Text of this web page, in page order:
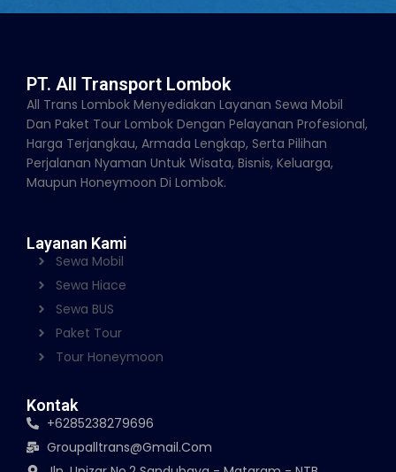
PT. All Transport Lombok
All Trans Lombok Menyediakan Layanan Sewa Mobil
Dan Paket Tour Lombok Dengan Pelayanan Profesional,
Harga Terjangkau, Armada Lengkap, Serta Pilihan
Perjalanan Nyaman Untuk Wisata, Bisnis, Keluarga,
Maupun Honeymoon Di Lombok.
Layanan Kami
Sewa Mobil
Sewa Hiace
Sewa BUS
Paket Tour
Tour Honeymoon
Kontak
+6285238279696
Groupalltrans@gmail.com